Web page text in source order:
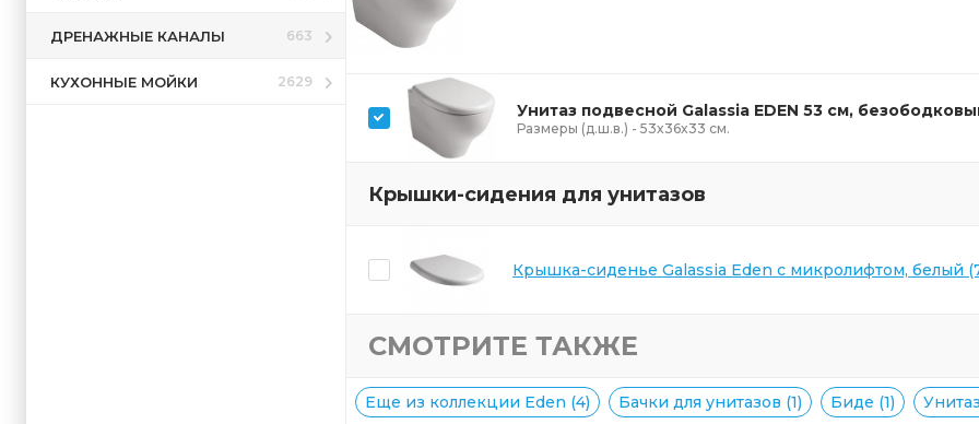
ДРЕНАЖНЫЕ КАНАЛЫ 663
КУХОННЫЕ МОЙКИ 2629
Унитаз подвесной Galassia EDEN 53 см,
Размеры (д.ш.в.) - 53x36x33 см.
Крышки-сидения для унитазов
Крышка-сиденье Galassia Eden с микролифтом, белый
СМОТРИТЕ ТАКЖЕ
Еще из коллекции Eden (4) Бачки для унитазов (1) Биде (1)